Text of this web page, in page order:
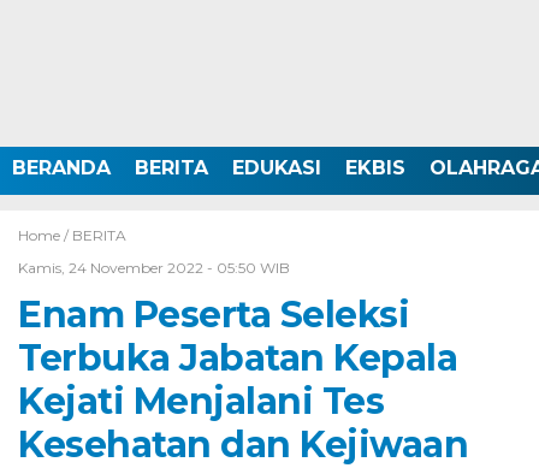
BERANDA BERITA EDUKASI EKBIS
Home / BERITA
Kamis, 24 November 2022 - 05:50 WIB
Enam Peserta Seleksi
Terbuka Jabatan Kepala
Kejati Menjalani Tes
Kesehatan dan Kejiwaan